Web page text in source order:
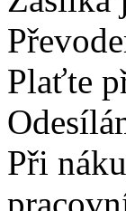
Plaťte
Při